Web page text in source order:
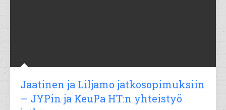
Jaatinen ja Liljamo jatkosopimuksiin
– JYPin ja KeuPa HT:n yhteistyö